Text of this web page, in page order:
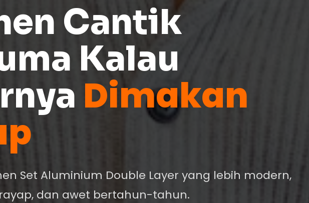
Cantik
Kalau
Dimakan
Set Aluminium Double Layer yang lebih modern,
dan awet bertahun-tahun.